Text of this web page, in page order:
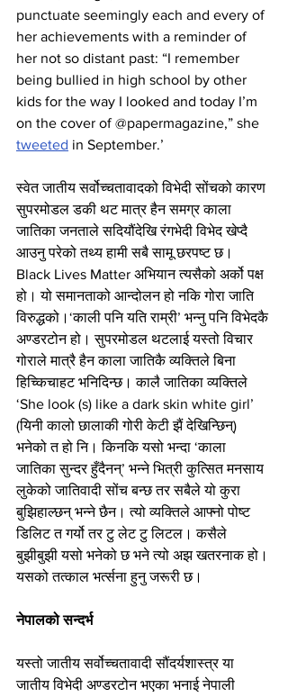
punctuate seemingly each and every of
her achievements with a reminder of
her not so distant past: “I remember
being bullied in high school by other
kids for the way I looked and today I’m
on the cover of @papermagazine,” she
tweeted in September.’
स्वेत जातीय सर्वोच्चतावादको विभेदी सोंचको कारण
सुपरमोडल डकी थट मात्र हैन समग्र काला
जातिका जनताले सदियौंदेखि रंगभेदी विभेद खेप्दै
आउनु परेको तथ्य हामी सबै सामू छरपष्ट छ।
Black Lives Matter अभियान त्यसैको अर्को पक्ष
हो। यो समानताको आन्दोलन हो नकि गोरा जाति
विरुद्धको।‘काली पनि यति राम्री’ भन्नु पनि विभेदकै
अण्डरटोन हो। सुपरमोडल थटलाई यस्तो विचार
गोराले मात्रै हैन काला जातिकै व्यक्तिले बिना
हिच्किचाहट भनिदिन्छ। कालै जातिका व्यक्तिले
‘She look (s) like a dark skin white girl’
(यिनी कालो छालाकी गोरी केटी झैं देखिन्छिन्)
भनेको त हो नि। किनकि यसो भन्दा ‘काला
जातिका सुन्दर हुँदैनन्’ भन्ने भित्री कुत्सित मनसाय
लुकेको जातिवादी सोंच बन्छ तर सबैले यो कुरा
बुझिहाल्छन् भन्ने छैन। त्यो व्यक्तिले आफ्नो पोष्ट
डिलिट त गर्यो तर टु लेट टु लिटल। कसैले
बुझीबुझी यसो भनेको छ भने त्यो अझ खतरनाक हो।
यसको तत्काल भर्त्सना हुनु जरूरी छ।
नेपालको सन्दर्भ
यस्तो जातीय सर्वोच्चतावादी सौंदर्यशास्त्र या
जातीय विभेदी अण्डरटोन भएका भनाई नेपाली